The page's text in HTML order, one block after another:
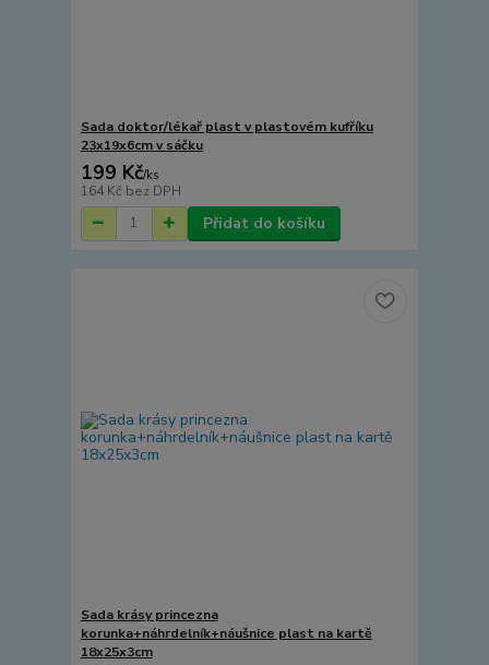
Sada doktor/lékař plast v plastovém kufříku
23x19x6cm v sáčku
199 Kč/ks
164 Kč bez DPH
Přidat do košíku
Sada krásy princezna
korunka+náhrdelník+náušnice plast na kartě
18x25x3cm